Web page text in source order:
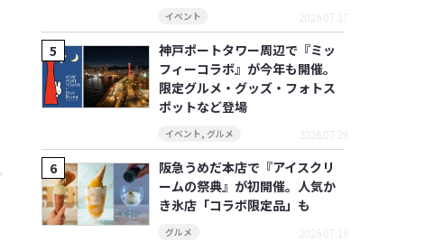
イベント 2026.07.17
神戸ポートタワー周辺で『ミッ
フィーコラボ』が今年も開催。
限定グルメ・グッズ・フォトス
ポットなど登場
イベント,グルメ 2026.07.29
阪急うめだ本店で『アイスクリ
ームの祭典』が初開催。人気か
き氷店「コラボ限定品」も
グルメ 2026.07.16